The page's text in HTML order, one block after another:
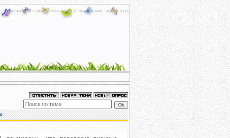
своими мыслями и чувствами, высказать